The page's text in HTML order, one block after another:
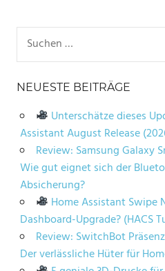
Suchen
nach:
NEUESTE BEITRÄGE
Unterschätze dieses
Assistant August Release
Review: Samsung Galaxy
Wie gut eignet sich der
Absicherung?
Home Assistant Swipe
Dashboard-Upgrade? (HACS
Review: SwitchBot
Der verlässliche Hüter für